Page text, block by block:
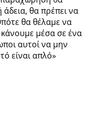
άδεια, θα πρέπει να
θα θέλαμε να
μέσα σε ένα
αυτοί να μην
είναι απλό»